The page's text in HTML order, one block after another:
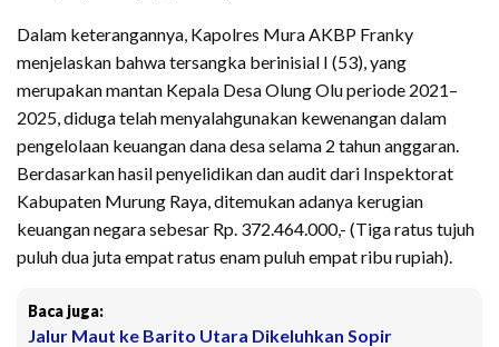
Dalam keterangannya, Kapolres Mura AKBP Franky
menjelaskan bahwa tersangka berinisial I (53), yang
merupakan mantan Kepala Desa Olung Olu periode 2021–
2025, diduga telah menyalahgunakan kewenangan dalam
pengelolaan keuangan dana desa selama 2 tahun anggaran.
Berdasarkan hasil penyelidikan dan audit dari Inspektorat
Kabupaten Murung Raya, ditemukan adanya kerugian
keuangan negara sebesar Rp. 372.464.000,- (Tiga ratus tujuh
puluh dua juta empat ratus enam puluh empat ribu rupiah).
Baca juga:
Jalur Maut ke Barito Utara Dikeluhkan Sopir